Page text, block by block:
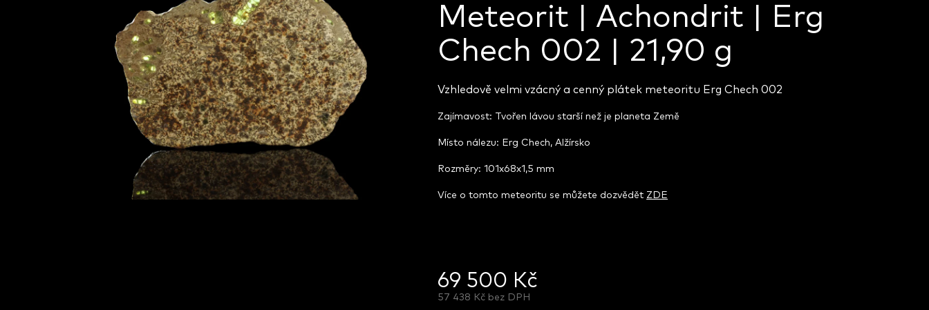
Meteorit | Achondrit | Erg
Chech 002 | 21,90 g
69 500 Kč
57 438 Kč bez DPH
Vzhledově velmi vzácný a cenný plátek meteoritu Erg Chech 002
Zajímavost: Tvořen lávou starší než je planeta Země
Místo nálezu: Erg Chech, Alžírsko
Rozměry: 101x68x1,5 mm
Více o tomto meteoritu se můžete dozvědět ZDE